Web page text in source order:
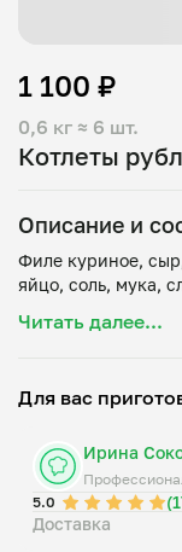
Котлеты
0,6 кг ≈ 6 шт.
1 100 ₽
Описание и
Филе куриное,
Читать далее...
Для вас
Ирина
5.0
Доставка